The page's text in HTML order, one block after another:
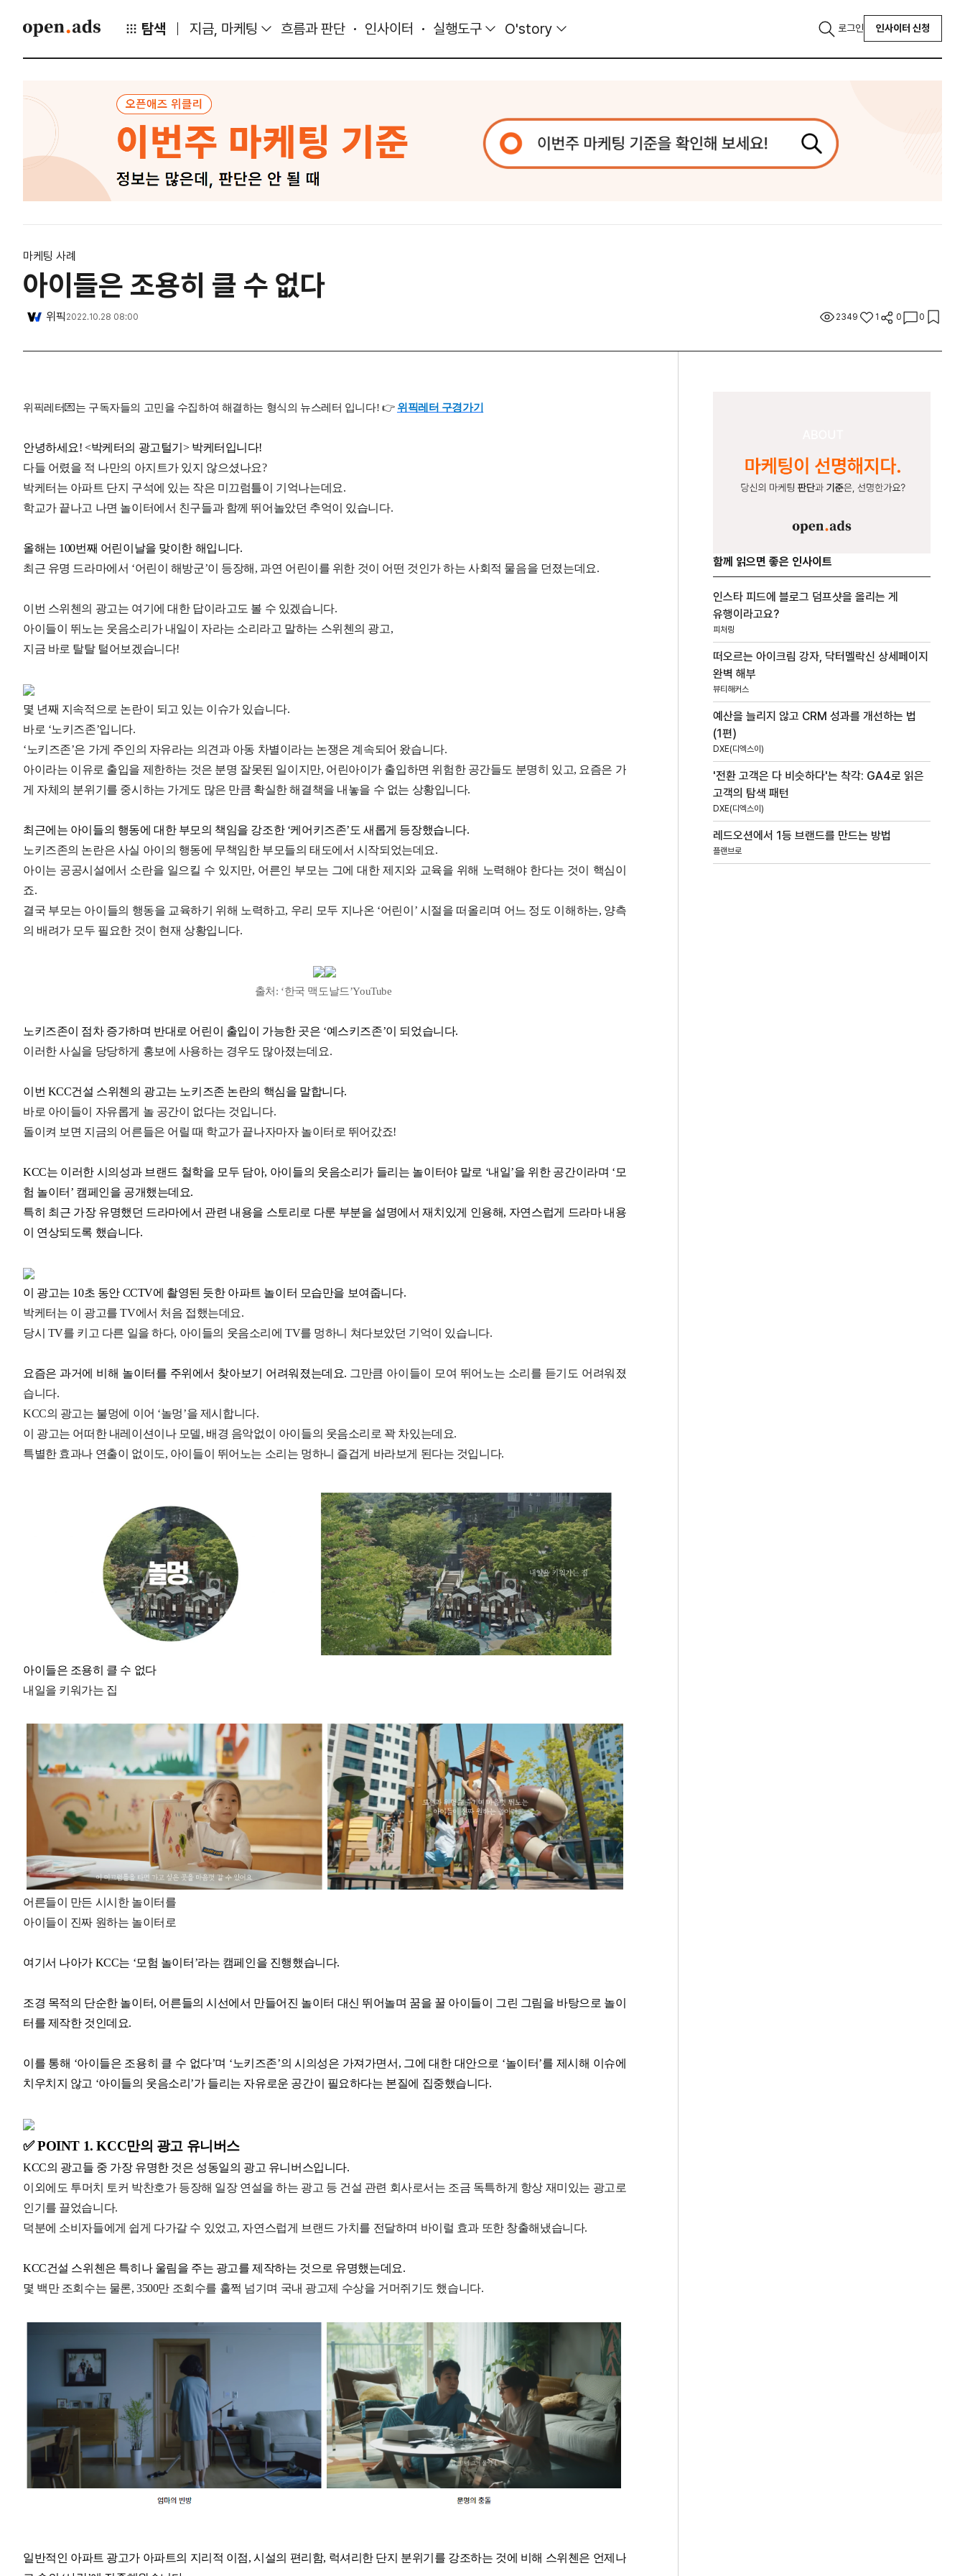
탐색 지금, 마케팅 흐름과 판단 인사이터 실행도구 O'story 로그인 인사이터 신청
마케팅 사례
아이들은 조용히 클 수 없다
위픽 2022.10.28 08:00 2349 1 0 0
위픽레터💌는 구독자들의 고민을 수집하여 해결하는 형식의 뉴스레터 입니다! 👉 위픽레터 구경가기
안녕하세요! <박케터의 광고털기> 박케터입니다!
다들 어렸을 적 나만의 아지트가 있지 않으셨나요?
박케터는 아파트 단지 구석에 있는 작은 미끄럼틀이 기억나는데요.
학교가 끝나고 나면 놀이터에서 친구들과 함께 뛰어놀았던 추억이 있습니다.
올해는 100번째 어린이날을 맞이한 해입니다.
최근 유명 드라마에서 ‘어린이 해방군’이 등장해, 과연 어린이를 위한 것이 어떤 것인가 하는 사회적 물음을 던졌는데요.
이번 스위첸의 광고는 여기에 대한 답이라고도 볼 수 있겠습니다.
아이들이 뛰노는 웃음소리가 내일이 자라는 소리라고 말하는 스위첸의 광고,
지금 바로 탈탈 털어보겠습니다!
몇 년째 지속적으로 논란이 되고 있는 이슈가 있습니다.
바로 ‘노키즈존’입니다.
‘노키즈존’은 가게 주인의 자유라는 의견과 아동 차별이라는 논쟁은 계속되어 왔습니다.
아이라는 이유로 출입을 제한하는 것은 분명 잘못된 일이지만, 어린아이가 출입하면 위험한 공간들도 분명히 있고, 요즘은 가
게 자체의 분위기를 중시하는 가게도 많은 만큼 확실한 해결책을 내놓을 수 없는 상황입니다.
최근에는 아이들의 행동에 대한 부모의 책임을 강조한 ‘케어키즈존’도 새롭게 등장했습니다.
노키즈존의 논란은 사실 아이의 행동에 무책임한 부모들의 태도에서 시작되었는데요.
아이는 공공시설에서 소란을 일으킬 수 있지만, 어른인 부모는 그에 대한 제지와 교육을 위해 노력해야 한다는 것이 핵심이
죠.
결국 부모는 아이들의 행동을 교육하기 위해 노력하고, 우리 모두 지나온 ‘어린이’ 시절을 떠올리며 어느 정도 이해하는, 양측
의 배려가 모두 필요한 것이 현재 상황입니다.
출처: ‘한국 맥도날드’YouTube
노키즈존이 점차 증가하며 반대로 어린이 출입이 가능한 곳은 ‘예스키즈존’이 되었습니다.
이러한 사실을 당당하게 홍보에 사용하는 경우도 많아졌는데요.
이번 KCC건설 스위첸의 광고는 노키즈존 논란의 핵심을 말합니다.
바로 아이들이 자유롭게 놀 공간이 없다는 것입니다.
돌이켜 보면 지금의 어른들은 어릴 때 학교가 끝나자마자 놀이터로 뛰어갔죠!
KCC는 이러한 시의성과 브랜드 철학을 모두 담아, 아이들의 웃음소리가 들리는 놀이터야 말로 ‘내일’을 위한 공간이라며 ‘모
험 놀이터’ 캠페인을 공개했는데요.
특히 최근 가장 유명했던 드라마에서 관련 내용을 스토리로 다룬 부분을 설명에서 재치있게 인용해, 자연스럽게 드라마 내용
이 연상되도록 했습니다.
이 광고는 10초 동안 CCTV에 촬영된 듯한 아파트 놀이터 모습만을 보여줍니다.
박케터는 이 광고를 TV에서 처음 접했는데요.
당시 TV를 키고 다른 일을 하다, 아이들의 웃음소리에 TV를 멍하니 쳐다보았던 기억이 있습니다.
요즘은 과거에 비해 놀이터를 주위에서 찾아보기 어려워졌는데요. 그만큼 아이들이 모여 뛰어노는 소리를 듣기도 어려워졌
습니다.
KCC의 광고는 불멍에 이어 ‘놀멍’을 제시합니다.
이 광고는 어떠한 내레이션이나 모델, 배경 음악없이 아이들의 웃음소리로 꽉 차있는데요.
특별한 효과나 연출이 없이도, 아이들이 뛰어노는 소리는 멍하니 즐겁게 바라보게 된다는 것입니다.
아이들은 조용히 클 수 없다
내일을 키워가는 집
어른들이 만든 시시한 놀이터를
아이들이 진짜 원하는 놀이터로
여기서 나아가 KCC는 ‘모험 놀이터’라는 캠페인을 진행했습니다.
조경 목적의 단순한 놀이터, 어른들의 시선에서 만들어진 놀이터 대신 뛰어놀며 꿈을 꿀 아이들이 그린 그림을 바탕으로 놀이
터를 제작한 것인데요.
이를 통해 ‘아이들은 조용히 클 수 없다’며 ‘노키즈존’의 시의성은 가져가면서, 그에 대한 대안으로 ‘놀이터’를 제시해 이슈에
치우치지 않고 ‘아이들의 웃음소리’가 들리는 자유로운 공간이 필요하다는 본질에 집중했습니다.
✅ POINT 1. KCC만의 광고 유니버스
KCC의 광고들 중 가장 유명한 것은 성동일의 광고 유니버스입니다.
이외에도 투머치 토커 박찬호가 등장해 일장 연설을 하는 광고 등 건설 관련 회사로서는 조금 독특하게 항상 재미있는 광고로
인기를 끌었습니다.
덕분에 소비자들에게 쉽게 다가갈 수 있었고, 자연스럽게 브랜드 가치를 전달하며 바이럴 효과 또한 창출해냈습니다.
KCC건설 스위첸은 특히나 울림을 주는 광고를 제작하는 것으로 유명했는데요.
몇 백만 조회수는 물론, 3500만 조회수를 훌쩍 넘기며 국내 광고제 수상을 거머쥐기도 했습니다.
일반적인 아파트 광고가 아파트의 지리적 이점, 시설의 편리함, 럭셔리한 단지 분위기를 강조하는 것에 비해 스위첸은 언제나
함께 읽으면 좋은 인사이트
인스타 피드에 블로그 덤프샷을 올리는 게
유행이라고요?
피처링
떠오르는 아이크림 강자, 닥터멜락신 상세페이지
완벽 해부
뷰티해커스
예산을 늘리지 않고 CRM 성과를 개선하는 법
(1편)
DXE(디엑스이)
'전환 고객은 다 비슷하다'는 착각: GA4로 읽은
고객의 탐색 패턴
DXE(디엑스이)
레드오션에서 1등 브랜드를 만드는 방법
플랜브로